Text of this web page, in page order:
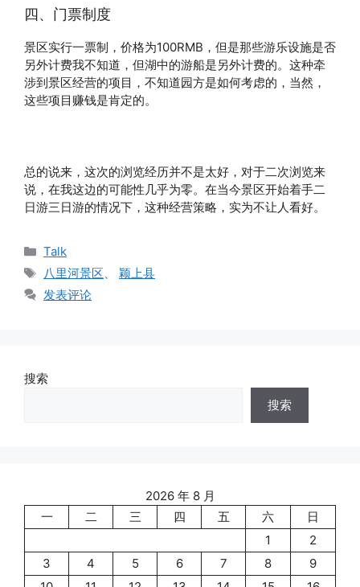
四、门票制度
景区实行一票制，价格为100RMB，但是那些游乐设施是否
另外计费我不知道，但湖中的游船是另外计费的。这种牵
涉到景区经营的项目，不知道园方是如何考虑的，当然，
这些项目赚钱是肯定的。
总的说来，这次的浏览经历并不是太好，对于二次浏览来
说，在我这边的可能性几乎为零。在当今景区开始着手二
日游三日游的情况下，这种经营策略，实为不让人看好。
分
类
Talk
标
签
八里河景区、 颖上县
发表评论
搜索
搜索
2026 年 8 月
一
二 三 四 五 六
日
1
2
3
4 5 6 7 8
9